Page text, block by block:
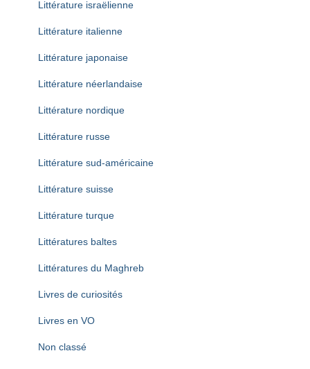
Littérature israëlienne
Littérature italienne
Littérature japonaise
Littérature néerlandaise
Littérature nordique
Littérature russe
Littérature sud-américaine
Littérature suisse
Littérature turque
Littératures baltes
Littératures du Maghreb
Livres de curiosités
Livres en VO
Non classé